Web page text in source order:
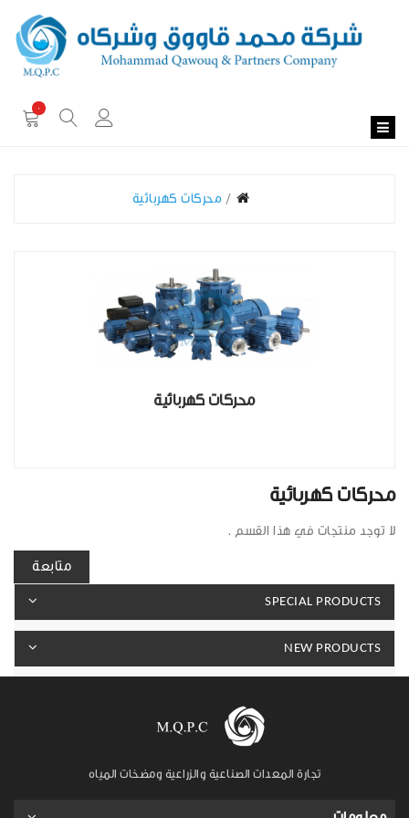
0
محركات كهربائية
محركات كهربائية
محركات كهربائية
لا توجد منتجات في هذا القسم .
متابعة
SPECIAL PRODUCTS
NEW PRODUCTS
تجارة المعدات الصناعية والزراعية ومضخات المياه